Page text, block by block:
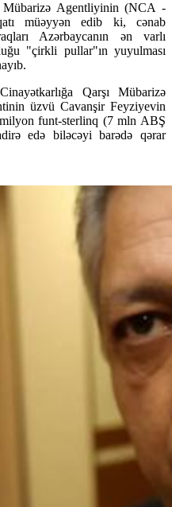
Mübarizə Agentliyinin (NCA -
müəyyən edib ki, cənab
Azərbaycanın ən varlı
"çirkli pullar"ın yuyulması
Qarşı Mübarizə
üzvü Cavanşir Feyziyevin
funt-sterlinq (7 mln ABŞ
edə biləcəyi barədə qərar